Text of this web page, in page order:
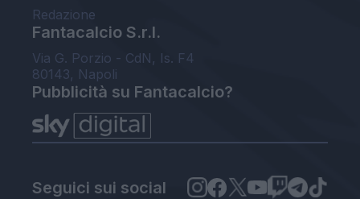
Redazione
Fantacalcio S.r.l.
Via G. Porzio - CdN, Is. F4
80143, Napoli
Pubblicità su Fantacalcio?
Seguici sui social